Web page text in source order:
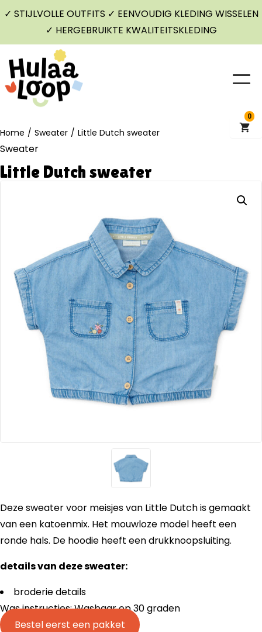
✓ STIJLVOLLE OUTFITS ✓ EENVOUDIG KLEDING WISSELEN
✓ HERGEBRUIKTE KWALITEITSKLEDING
Home / Sweater / Little Dutch sweater
Sweater
Little Dutch sweater
Deze sweater voor meisjes van Little Dutch is gemaakt
van een katoenmix. Het mouwloze model heeft een
ronde hals. De hoodie heeft een drukknoopsluiting.
details van deze sweater:
broderie details
Was instructies: Wasbaar op 30 graden
Bestel eerst een pakket
0